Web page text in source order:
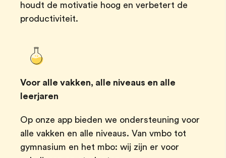
houdt de motivatie hoog en verbetert de
productiviteit.
Voor alle vakken, alle niveaus en alle
leerjaren
Op onze app bieden we ondersteuning voor
alle vakken en alle niveaus. Van vmbo tot
gymnasium en het mbo: wij zijn er voor